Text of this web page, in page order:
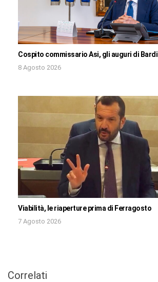
Cospito commissario Asi, gli auguri di Bardi
8 Agosto 2026
Viabilità, le riaperture prima di Ferragosto
7 Agosto 2026
Correlati